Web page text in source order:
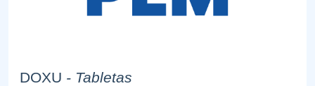
DOXU - Tabletas